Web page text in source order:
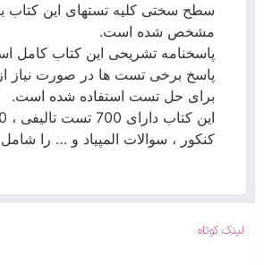
سطح سختی کلیه تستهای این کتاب
مشخص شده است.
پاسخنامه تشریحی این کتاب کامل
پاسخ برخی تست ها در صورت نیاز
برای حل تست استفاده شده است.
کنکور ، سوالات المپیاد و … را
لینک کوتاه